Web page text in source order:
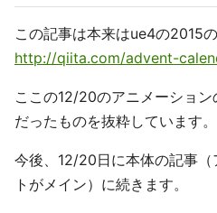
この記事は本来はue4の2015
http://qiita.com/advent-
ここの12/20のアニメーショ
だったものを抜粋しています。
今後、12/20日に本体の記事
トがメイン）に続きます。